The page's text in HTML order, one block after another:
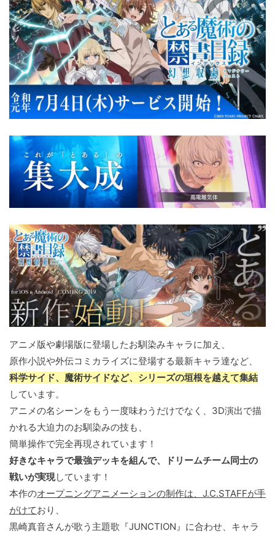
アニメ版や劇場版に登場したお馴染みキャラに加え、
原作小説や外伝コミカライズに登場する最新キャラ達など、
科学サイド、魔術サイドなど、シリーズの垣根を越えて集結
しています。
アニメの名シーンをもう一度味わうだけでなく、3D演出で描
かれる大迫力のお馴染みの技も、
簡単操作で完全再現されています！
好きなキャラで最強デッキを組んで、ドリームチーム同士の
戦いが実現しています！
本作のオープニングアニメーションの制作は、J.C.STAFFが手
がけており、
黒崎真音さんが歌う主題歌『JUNCTION』に合わせ、キャラ